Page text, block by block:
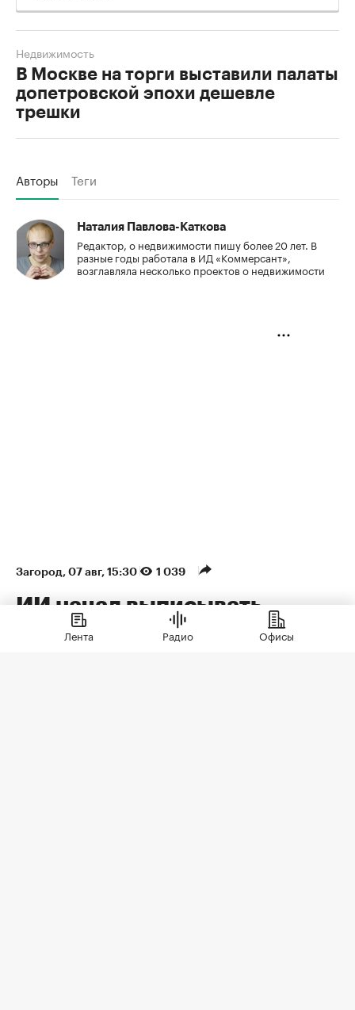
В Москве на торги выставили палаты
допетровской эпохи дешевле
трешки
Недвижимость
Авторы Теги
Наталия Павлова-Каткова
Редактор, о недвижимости пишу более 20 лет. В
разные годы работала в ИД «Коммерсант»,
возглавляла несколько проектов о недвижимости
Загород 07 авг, 15:30 1 039
ИИ начал выписывать
штрафы за борщевик в
Лента Радио Офисы